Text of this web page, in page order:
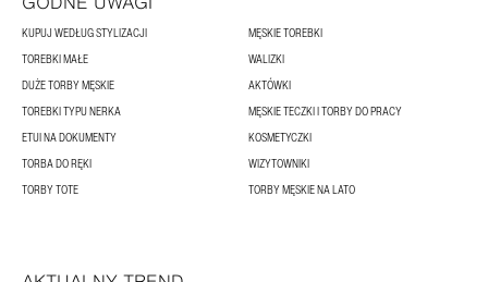
KUPUJ WEDŁUG STYLIZACJI
MĘSKIE TOREBKI
TOREBKI MAŁE
WALIZKI
DUŻE TORBY MĘSKIE
AKTÓWKI
TOREBKI TYPU NERKA
MĘSKIE TECZKI I TORBY DO PRACY
ETUI NA DOKUMENTY
KOSMETYCZKI
TORBA DO RĘKI
WIZYTOWNIKI
TORBY TOTE
TORBY MĘSKIE NA LATO